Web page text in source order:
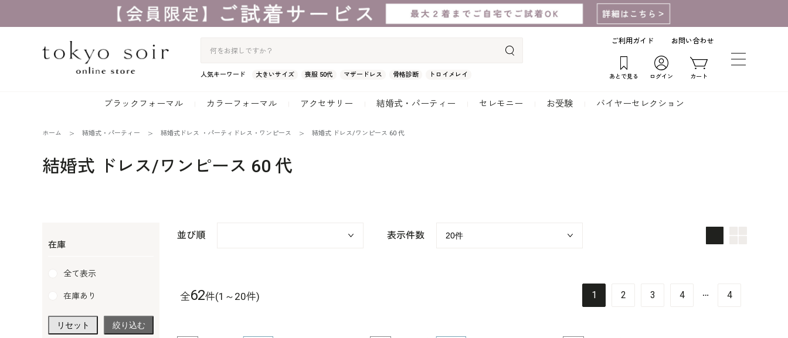
人気キーワード 大きいサイズ 喪服 50代 マザードレス 骨格診断 トロイメレイ
ご利用ガイド お問い合わせ
あとで見る ログイン カート
ブラックフォーマル カラーフォーマル アクセサリー 結婚式・パーティー セレモニー お受験 バイヤーセレクション
ホーム 結婚式・パーティー 結婚式ドレス ・パーティドレス・ワンピース 結婚式 ドレス/ワンピース 60 代
結婚式 ドレス/ワンピース 60 代
並び順 表示件数
全62件(1～20件) 1 2 3 4 4
在庫
全て表示
在庫あり
リセット 絞り込む